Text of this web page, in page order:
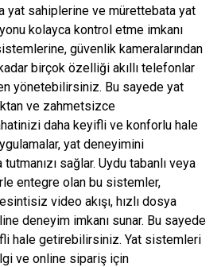
yat sahiplerine ve mürettebata yat
kolayca kontrol etme imkanı
güvenlik kameralarından
birçok özelliği akıllı telefonlar
yönetebilirsiniz. Bu sayede yat
ve zahmetsizce
daha keyifli ve konforlu hale
yat deneyimini
tutmanızı sağlar. Uydu tabanlı veya
entegre olan bu sistemler,
video akışı, hızlı dosya
deneyim imkanı sunar. Bu sayede
hale getirebilirsiniz. Yat sistemleri
ve online sipariş için